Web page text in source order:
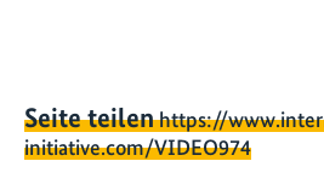
Seite teilenhttps://
initiative.com/VIDEO974